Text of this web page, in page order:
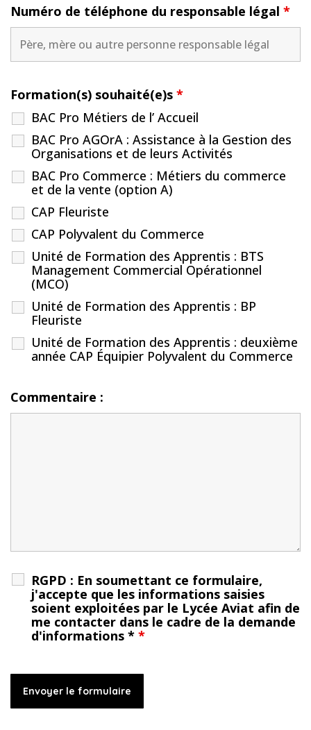
Numéro de téléphone du responsable légal *
Formation(s) souhaité(e)s *
BAC Pro Métiers de l’ Accueil
BAC Pro AGOrA : Assistance à la Gestion des
Organisations et de leurs Activités
BAC Pro Commerce : Métiers du commerce
et de la vente (option A)
CAP Fleuriste
CAP Polyvalent du Commerce
Unité de Formation des Apprentis : BTS
Management Commercial Opérationnel
(MCO)
Unité de Formation des Apprentis : BP
Fleuriste
Unité de Formation des Apprentis : deuxième
année CAP Équipier Polyvalent du Commerce
Commentaire :
RGPD : En soumettant ce formulaire,
j'accepte que les informations saisies
soient exploitées par le Lycée Aviat afin de
me contacter dans le cadre de la demande
d'informations * *